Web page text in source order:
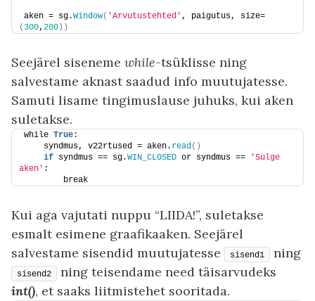
aken = sg.Window( 'Arvutustehted' , paigutus, size=
( 300, 200 ))
Seejärel siseneme while-tsüklisse ning
salvestame aknast saadud info muutujatesse.
Samuti lisame tingimuslause juhuks, kui aken
suletakse.
while True:
    syndmus, v22rtused = aken.
read()
if syndmus == sg.WIN_CLOSED or syndmus ==
'Sulge
aken' :
        break
Kui aga vajutati nuppu “LIIDA!”, suletakse
esmalt esimene graafikaaken. Seejärel
salvestame sisendid muutujatesse
sisend1 ning
sisend2
ning teisendame need täisarvudeks
int(), et saaks liitmistehet sooritada.